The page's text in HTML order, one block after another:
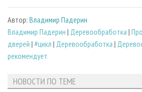
Автор: Владимир Падерин
Владимир Падерин | Деревообработка |
дверей | #цикл | Деревообработка |
рекомендует
НОВОСТИ ПО ТЕМЕ